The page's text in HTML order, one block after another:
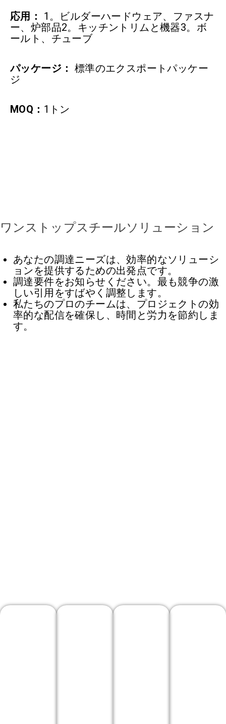
応用： 1。ビルダーハードウェア、ファスナ
ー、炉部品2。キッチントリムと機器3。ボ
ールト、チューブ
パッケージ： 標準のエクスポートパッケー
ジ
MOQ： 1トン
ワンストップスチールソリューション
あなたの調達ニーズは、効率的なソリューシ
ョンを提供するための出発点です。
調達要件をお知らせください。最も競争の激
しい引用をすばやく調整します。
私たちのプロのチームは、プロジェクトの効
率的な配信を確保し、時間と労力を節約しま
す。